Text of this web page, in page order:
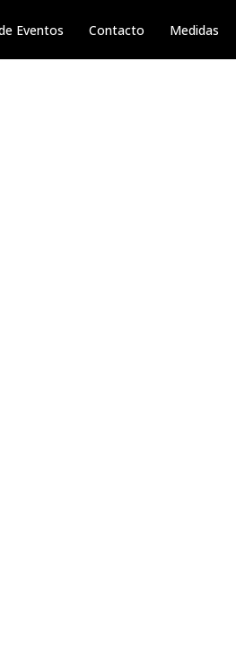
Eventos Contacto Medidas